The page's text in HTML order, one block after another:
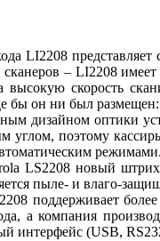
LI2208
– LI2208
высокую скорость
бы он ни был размещен:
дизайном оптики
углом, поэтому
режимами.
LS2208 новый штрих
пыле- и влаго-
поддерживает
а компания
интерфейс (USB,